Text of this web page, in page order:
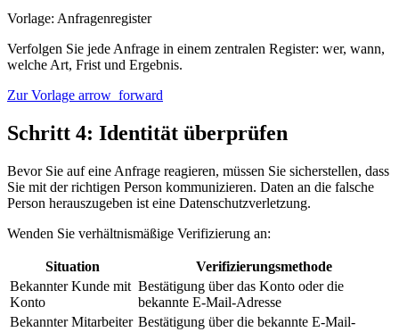
Vorlage: Anfragenregister
Verfolgen Sie jede Anfrage in einem zentralen Register: wer, wann,
welche Art, Frist und Ergebnis.
Zur Vorlage arrow_forward
Schritt 4: Identität überprüfen
Bevor Sie auf eine Anfrage reagieren, müssen Sie sicherstellen, dass
Sie mit der richtigen Person kommunizieren. Daten an die falsche
Person herauszugeben ist eine Datenschutzverletzung.
Wenden Sie verhältnismäßige Verifizierung an:
Situation
Verifizierungsmethode
Bekannter Kunde mit
Konto
Bestätigung über das Konto oder die
bekannte E-Mail-Adresse
Bekannter Mitarbeiter Bestätigung über die bekannte E-Mail-